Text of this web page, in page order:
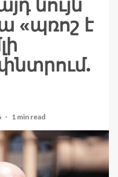
նույն
«պռոշ է
1 min read